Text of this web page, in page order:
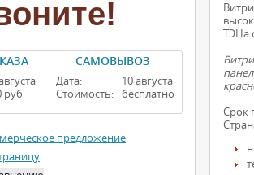
руб
САМОВЫВОЗ
Дата:
Стоимость:
10 августа
бесплатно
предложение
ТЭНа
Срок